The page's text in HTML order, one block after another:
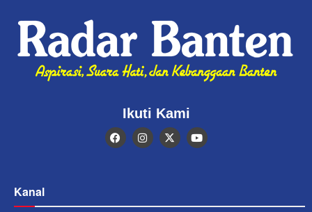
Ikuti Kami
Kanal